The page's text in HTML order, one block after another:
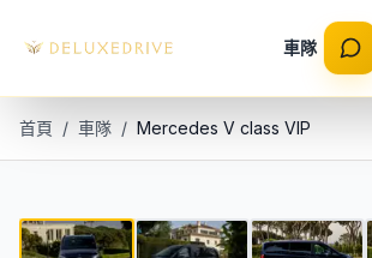
車隊
首頁 / 車隊 / Mercedes V class VIP